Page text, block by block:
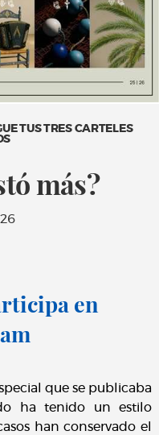
TUS TRES CARTELES
más?
en
que se publicaba
ha tenido un estilo
han conservado el